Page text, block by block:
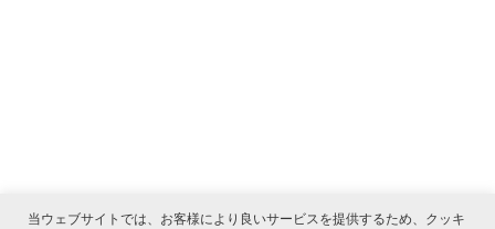
当ウェブサイトでは、お客様により良いサービスを提供するため、クッキ